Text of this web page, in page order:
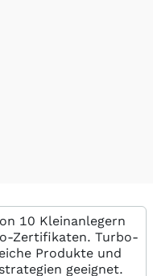
10 Kleinanlegern
Zertifikaten. Turbo-
Produkte und
geeignet.